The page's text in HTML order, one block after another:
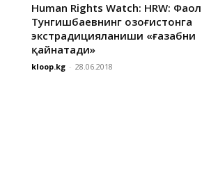
Human Rights Watch: HRW: Фаол
Тунгишбаевнинг Қозоғистонга
экстрадицияланиши «ғазабни
қайнатади»
kloop.kg - 28.06.2018